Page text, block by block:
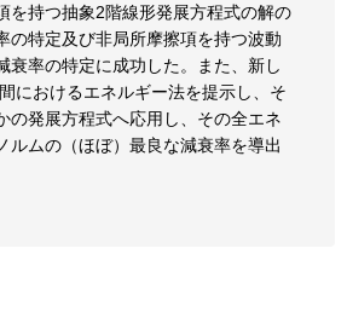
を持つ抽象2階線形発展方程式の解の
の特定及び非局所摩擦項を持つ波動
衰率の特定に成功した。また、新し
におけるエネルギー法を提示し、そ
の発展方程式へ応用し、その全エネ
ルムの（ほぼ）最良な減衰率を導出